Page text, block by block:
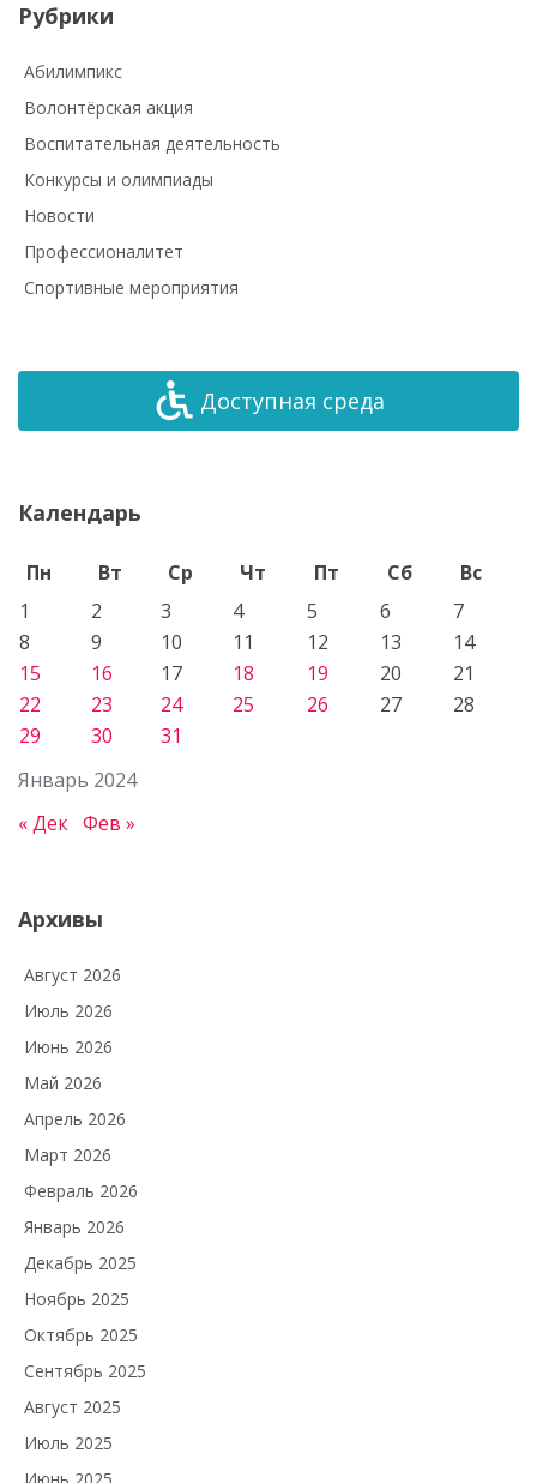
Рубрики
Абилимпикс
Волонтёрская акция
Воспитательная деятельность
Конкурсы и олимпиады
Новости
Профессионалитет
Спортивные мероприятия
Доступная среда
Календарь
Январь 2024
Пн Вт Ср Чт Пт Сб
Вс
1
2 3 4 5 6
7
8
9 10 11 12 13
14
15
16 17 18 19 20
21
22
23 24 25 26 27
28
29
30 31
« Дек Фев »
Архивы
Август 2026
Июль 2026
Июнь 2026
Май 2026
Апрель 2026
Март 2026
Февраль 2026
Январь 2026
Декабрь 2025
Ноябрь 2025
Октябрь 2025
Сентябрь 2025
Август 2025
Июль 2025